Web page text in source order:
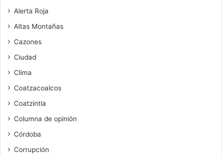
Alerta Roja
Altas Montañas
Cazones
Ciudad
Clima
Coatzacoalcos
Coatzintla
Columna de opinión
Córdoba
Corrupción